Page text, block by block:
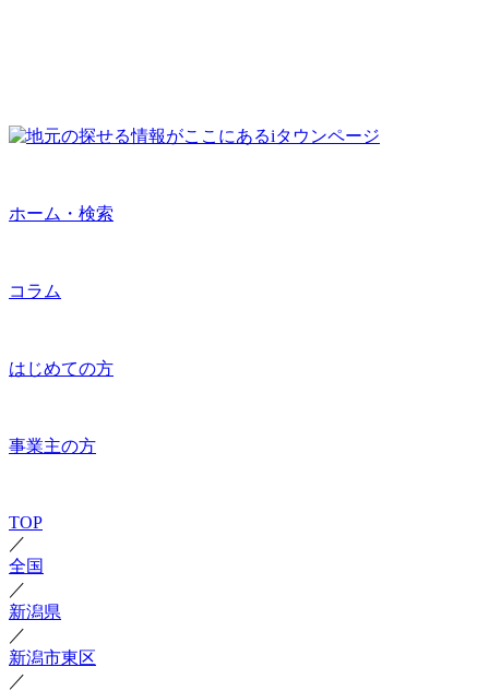
ホーム・検索
コラム
はじめての方
事業主の方
TOP
／
全国
／
新潟県
／
新潟市東区
／